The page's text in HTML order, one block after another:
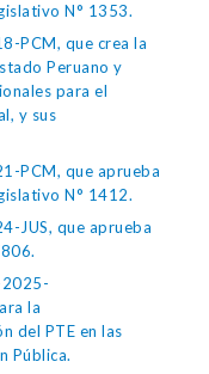
N° 1353.
PCM, que crea la
Peruano y
para el
y sus
PCM, que aprueba
N° 1412.
JUS, que aprueba
2025-
la
del PTE en las
Pública.